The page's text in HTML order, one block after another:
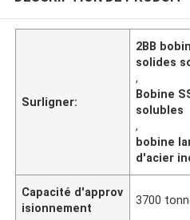
Surligner:
2BB
solides
,
Bobine
solubles
,
bobine
d'acier
Capacité d'approv
isionnement
3700